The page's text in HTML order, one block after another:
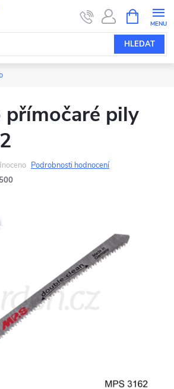
HLEDAT
NÁKUPNÍ
KOŠÍK
přímočaré pily
Podrobnosti hodnocení